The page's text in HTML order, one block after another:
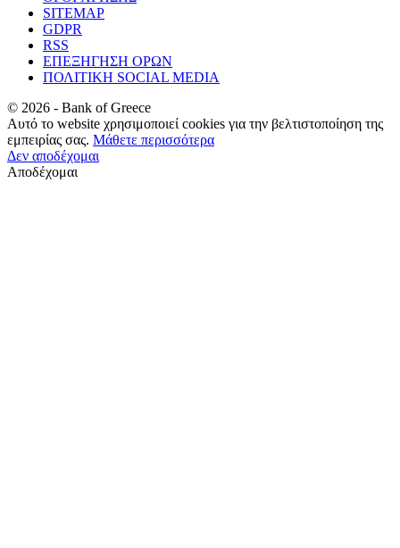
SITEMAP
GDPR
RSS
ΕΠΕΞΗΓΗΣΗ ΟΡΩΝ
ΠΟΛΙΤΙΚΗ SOCIAL MEDIA
© 2026 - Bank of Greece
Αυτό το website χρησιμοποιεί cookies για την βελτιστοποίηση της
εμπειρίας σας. Μάθετε περισσότερα
Δεν αποδέχομαι
Αποδέχομαι